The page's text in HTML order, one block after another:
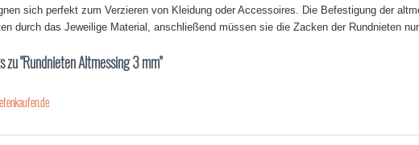
sich perfekt zum Verzieren von Kleidung oder Accessoires. Die Befestigung der
durch das Jeweilige Material, anschließend müssen sie die Zacken der Rundnieten
"Rundnieten Altmessing 3 mm"